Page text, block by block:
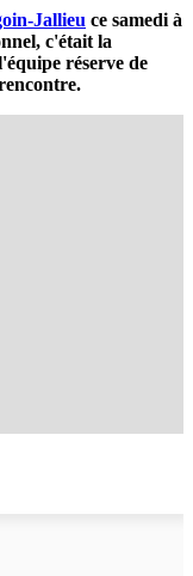
Jallieu ce samedi à
c'était la
réserve de